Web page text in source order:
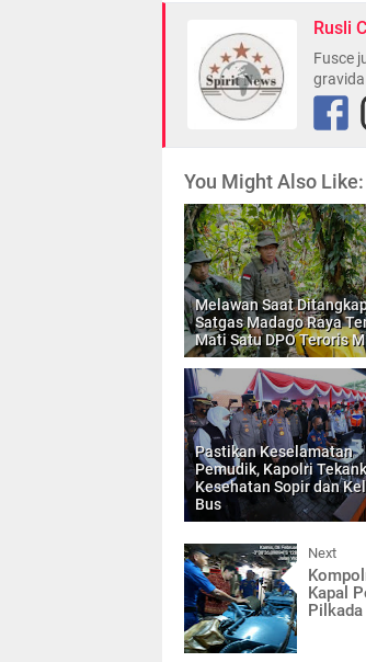
Rusli
Fusce
You Might Also Like:
Melawan Saat
Satgas Madago Raya
Mati Satu DPO Teroris
Pastikan Keselamatan
Pemudik, Kapolri
Kesehatan Sopir dan
Bus
Next
Kapal